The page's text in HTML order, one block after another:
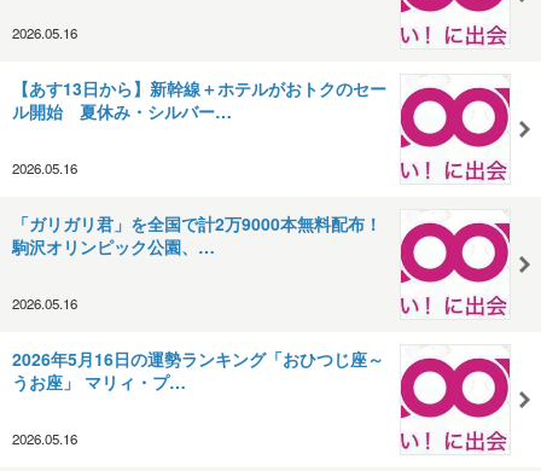
2026.05.16
【あす13日から】新幹線＋ホテルがおトクのセー
ル開始 夏休み・シルバー…
2026.05.16
「ガリガリ君」を全国で計2万9000本無料配布！
駒沢オリンピック公園、…
2026.05.16
2026年5月16日の運勢ランキング「おひつじ座～
うお座」 マリィ・プ…
2026.05.16